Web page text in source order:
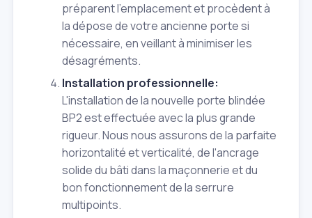
préparent l'emplacement et procèdent à
la dépose de votre ancienne porte si
nécessaire, en veillant à minimiser les
désagréments.
Installation professionnelle:
L'installation de la nouvelle porte blindée
BP2 est effectuée avec la plus grande
rigueur. Nous nous assurons de la parfaite
horizontalité et verticalité, de l'ancrage
solide du bâti dans la maçonnerie et du
bon fonctionnement de la serrure
multipoints.